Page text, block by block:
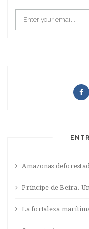
Amazonas
Príncipe de Beira.
La fortaleza